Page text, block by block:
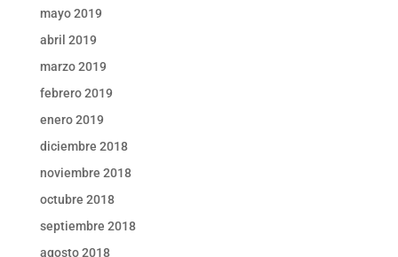
mayo 2019
abril 2019
marzo 2019
febrero 2019
enero 2019
diciembre 2018
noviembre 2018
octubre 2018
septiembre 2018
agosto 2018